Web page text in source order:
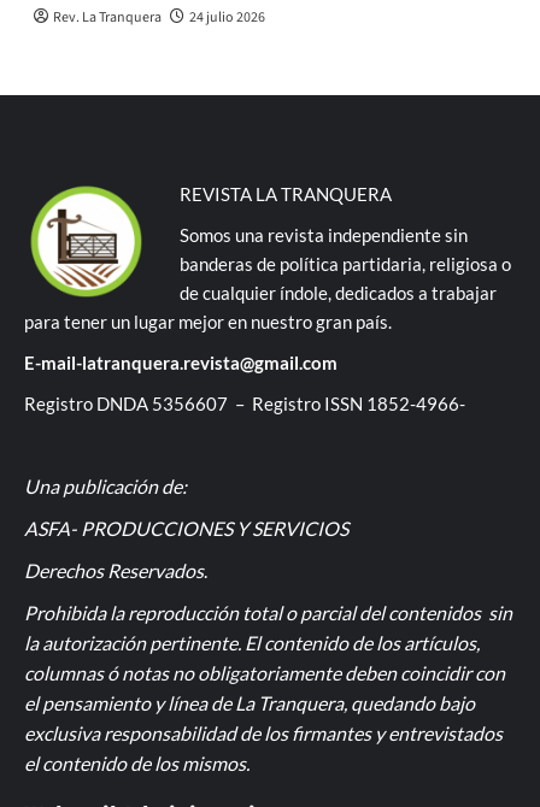
Rev. La Tranquera 24 julio 2026
REVISTA LA TRANQUERA
Somos una revista independiente sin
banderas de política partidaria, religiosa o
de cualquier índole, dedicados a trabajar
para tener un lugar mejor en nuestro gran país.
E-mail-latranquera.revista@gmail.com
Registro DNDA 5356607 – Registro ISSN 1852-4966-
Una publicación de:
ASFA- PRODUCCIONES Y SERVICIOS
Derechos Reservados.
Prohibida la reproducción total o parcial del contenidos sin
la autorización pertinente. El contenido de los artículos,
columnas ó notas no obligatoriamente deben coincidir con
el pensamiento y línea de La Tranquera, quedando bajo
exclusiva responsabilidad de los firmantes y entrevistados
el contenido de los mismos.